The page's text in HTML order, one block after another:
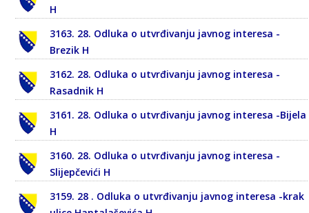
H
3163. 28. Odluka o utvrđivanju javnog interesa -
Brezik H
3162. 28. Odluka o utvrđivanju javnog interesa -
Rasadnik H
3161. 28. Odluka o utvrđivanju javnog interesa -Bijela
H
3160. 28. Odluka o utvrđivanju javnog interesa -
Slijepčevići H
3159. 28 . Odluka o utvrđivanju javnog interesa -krak